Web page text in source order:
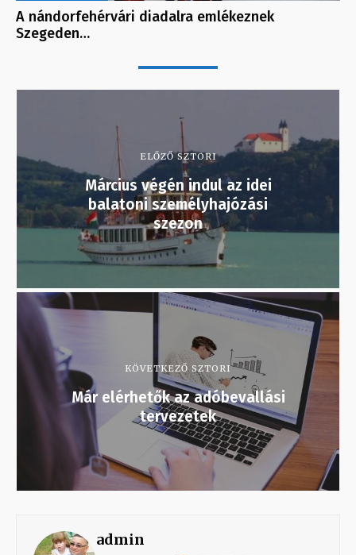
A nándorfehérvári diadalra emlékeznek
Szegeden…
ELŐZŐ SZTORI
Március végén indul az idei
balatoni személyhajózási
szezon
KÖVETKEZŐ SZTORI
Már elérhetők az adóbevallási
tervezetek
admin